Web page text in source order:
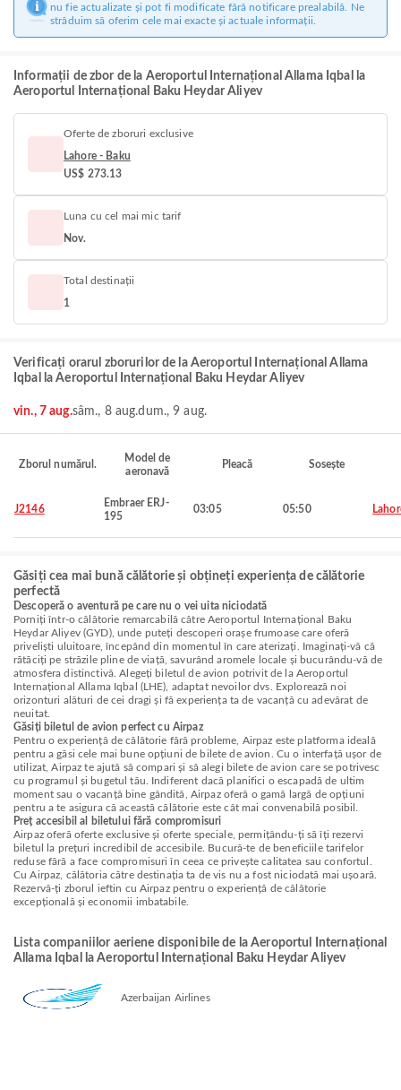
nu fie actualizate și pot fi modificate fără notificare prealabilă. Ne
străduim să oferim cele mai exacte și actuale informații.
Informații de zbor de la Aeroportul Internațional Allama Iqbal la
Aeroportul Internațional Baku Heydar Aliyev
Oferte de zboruri exclusive
Lahore - Baku
US$ 273.13
Luna cu cel mai mic tarif
Nov.
Total destinații
1
Verificați orarul zborurilor de la Aeroportul Internațional Allama
Iqbal la Aeroportul Internațional Baku Heydar Aliyev
vin., 7 aug.sâm., 8 aug.dum., 9 aug.
Zborul numărul.
Model de
aeronavă
Pleacă Sosește
J2146
Embraer ERJ-
195
03:05 05:50
Găsiți cea mai bună călătorie și obțineți experiența de călătorie
perfectă
Descoperă o aventură pe care nu o vei uita niciodată
Porniți într-o călătorie remarcabilă către Aeroportul Internațional Baku
Heydar Aliyev (GYD), unde puteți descoperi orașe frumoase care oferă
priveliști uluitoare, începând din momentul în care aterizați. Imaginați-vă că
rătăciți pe străzile pline de viață, savurând aromele locale și bucurându-vă de
atmosfera distinctivă. Alegeți biletul de avion potrivit de la Aeroportul
Internațional Allama Iqbal (LHE), adaptat nevoilor dvs. Explorează noi
orizonturi alături de cei dragi și fă experiența ta de vacanță cu adevărat de
neuitat.
Găsiți biletul de avion perfect cu Airpaz
Pentru o experiență de călătorie fără probleme, Airpaz este platforma ideală
pentru a găsi cele mai bune opțiuni de bilete de avion. Cu o interfață ușor de
utilizat, Airpaz te ajută să compari și să alegi bilete de avion care se potrivesc
cu programul și bugetul tău. Indiferent dacă planifici o escapadă de ultim
moment sau o vacanță bine gândită, Airpaz oferă o gamă largă de opțiuni
pentru a te asigura că această călătorie este cât mai convenabilă posibil.
Preț accesibil al biletului fără compromisuri
Airpaz oferă oferte exclusive și oferte speciale, permițându-ți să îți rezervi
biletul la prețuri incredibil de accesibile. Bucură-te de beneficiile tarifelor
reduse fără a face compromisuri în ceea ce privește calitatea sau confortul.
Cu Airpaz, călătoria către destinația ta de vis nu a fost niciodată mai ușoară.
Rezervă-ți zborul ieftin cu Airpaz pentru o experiență de călătorie
excepțională și economii imbatabile.
Lista companiilor aeriene disponibile de la Aeroportul Internațional
Allama Iqbal la Aeroportul Internațional Baku Heydar Aliyev
Azerbaijan Airlines